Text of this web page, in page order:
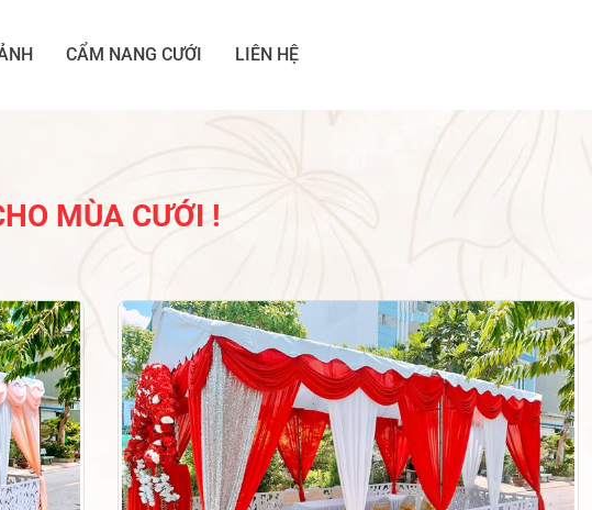
CẨM NANG CƯỚI LIÊN HỆ
MÙA CƯỚI !